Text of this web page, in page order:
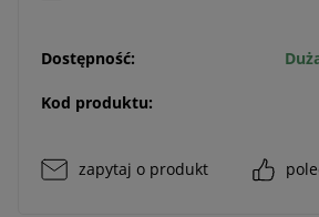
Dostępność:
Kod produktu:
zapytaj o produkt